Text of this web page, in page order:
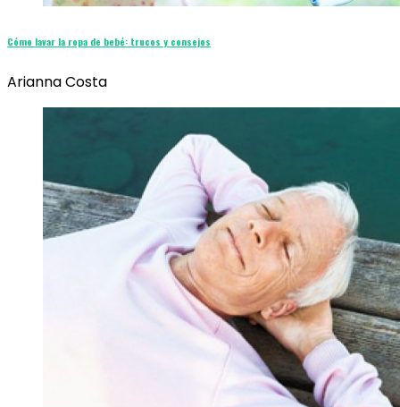
Cómo lavar la ropa de bebé: trucos y consejos
Arianna Costa